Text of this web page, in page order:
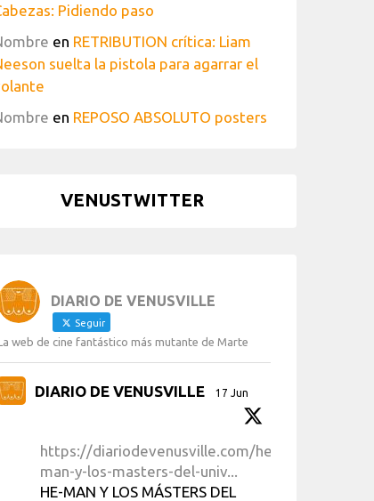
Pidiendo paso
en RETRIBUTION crítica: Liam
suelta la pistola para agarrar el
en REPOSO ABSOLUTO posters
VENUSTWITTER
DIARIO DE VENUSVILLE
Seguir
web de cine fantástico más mutante de Marte
DIARIO DE VENUSVILLE 17 Jun
https://diariodevenusville.com/he-
man-y-los-masters-del-univ...
HE-MAN Y LOS MÁSTERS DEL